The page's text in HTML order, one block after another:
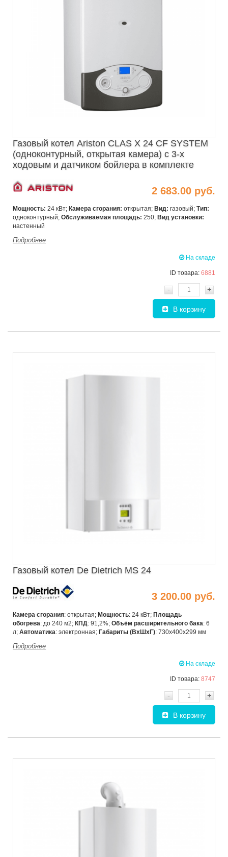
Газовый котел Ariston CLAS X 24 CF SYSTEM
(одноконтурный, открытая камера) с 3-х
ходовым и датчиком бойлера в комплекте
2 683.00 руб.
Мощность: 24 кВт; Камера сгорания: открытая; Вид: газовый; Тип:
одноконтурный; Обслуживаемая площадь: 250; Вид установки:
настенный
Подробнее
На складе
ID товара: 6881
- +
В корзину
Газовый котел De Dietrich MS 24
3 200.00 руб.
Камера сгорания: открытая; Мощность: 24 кВт; Площадь
обогрева: до 240 м2; КПД: 91,2%; Объём расширительного бака: 6
л; Автоматика: электронная; Габариты (ВхШхГ): 730х400х299 мм
Подробнее
На складе
ID товара: 8747
- +
В корзину